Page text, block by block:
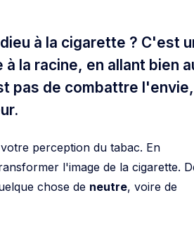
à la cigarette ? C'est
la racine, en allant bien
pas de combattre l'envie,
perception du tabac. En
l'image de la cigarette.
chose de neutre, voire de